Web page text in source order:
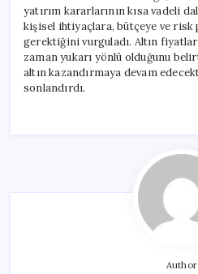
yatırım kararlarının kısa vadeli
kişisel ihtiyaçlara, bütçeye ve risk
gerektiğini vurguladı. Altın
zaman yukarı yönlü olduğunu
altın kazandırmaya devam
sonlandırdı.
Author